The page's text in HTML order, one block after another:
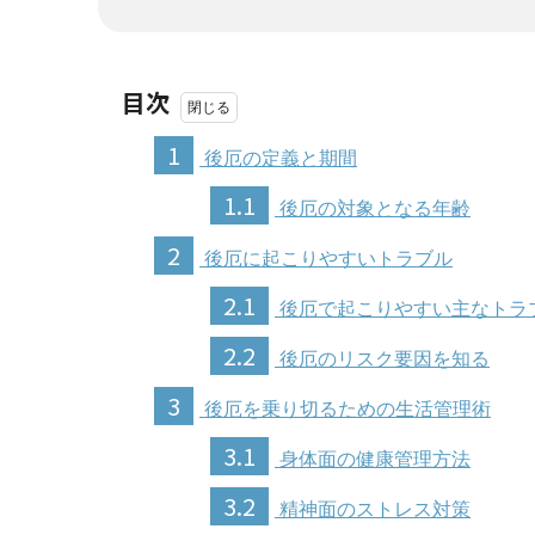
目次
1
後厄の定義と期間
1.1 後厄の対象となる年齢
2 後厄に起こりやすいトラブル
2.1 後厄で起こりやすい主なトラ
2.2 後厄のリスク要因を知る
3 後厄を乗り切るための生活管理術
3.1 身体面の健康管理方法
3.2 精神面のストレス対策